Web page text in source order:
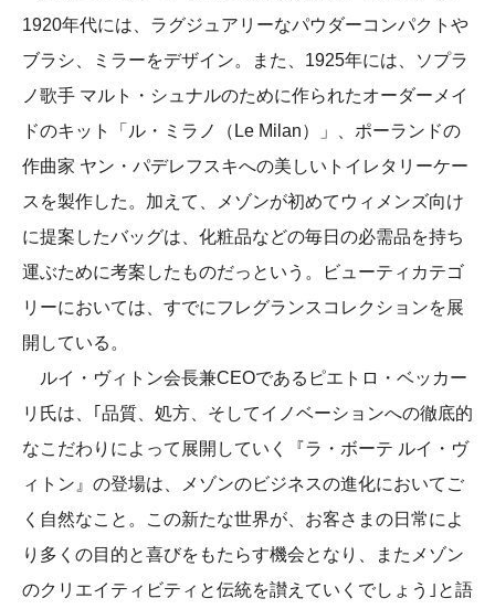
1920年代には、ラグジュアリーなパウダーコンパクトや
ブラシ、ミラーをデザイン。また、1925年には、ソプラ
ノ歌手 マルト・シュナルのために作られたオーダーメイ
ドのキット「ル・ミラノ（Le Milan）」、ポーランドの
作曲家 ヤン・パデレフスキへの美しいトイレタリーケー
スを製作した。加えて、メゾンが初めてウィメンズ向け
に提案したバッグは、化粧品などの毎日の必需品を持ち
運ぶために考案したものだっという。ビューティカテゴ
リーにおいては、すでにフレグランスコレクションを展
開している。
ルイ・ヴィトン会長兼CEOであるピエトロ・ベッカー
リ氏は、｢品質、処方、そしてイノベーションへの徹底的
なこだわりによって展開していく『ラ・ボーテ ルイ・ヴ
ィトン』の登場は、メゾンのビジネスの進化においてご
く自然なこと。この新たな世界が、お客さまの日常によ
り多くの目的と喜びをもたらす機会となり、またメゾン
のクリエイティビティと伝統を讃えていくでしょう｣と語